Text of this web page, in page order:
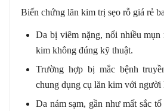
Biến chứng lăn kim trị sẹo rỗ giá rẻ
Da bị viêm nặng, nổi nhiều
kim không đúng kỹ thuật.
Trường hợp bị mắc bệnh
chung dụng cụ lăn kim với người
Da nám sạm, gần như mất sắc